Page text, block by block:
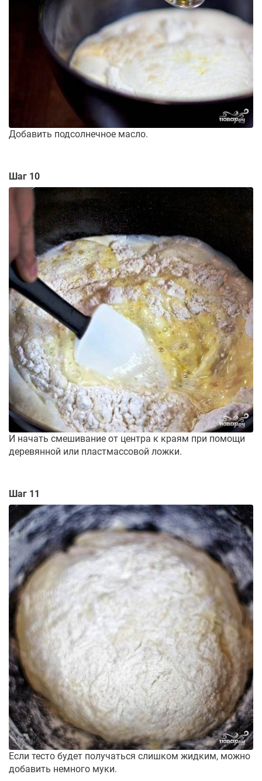
Добавить подсолнечное масло.
Шаг 10
И начать смешивание от центра к краям при помощи
деревянной или пластмассовой ложки.
Шаг 11
Если тесто будет получаться слишком жидким, можно
добавить немного муки.